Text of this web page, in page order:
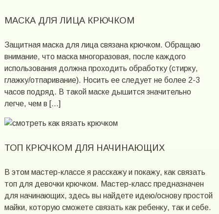
МАСКА ДЛЯ ЛИЦА КРЮЧКОМ
Защитная маска для лица связана крючком. Обращаю
внимание, что маска многоразовая, после каждого
использования должна проходить обработку (стирку,
глажку/отпаривание). Носить ее следует не более 2-3
часов подряд. В такой маске дышится значительно
легче, чем в […]
ТОП КРЮЧКОМ ДЛЯ НАЧИНАЮЩИХ
В этом мастер-классе я расскажу и покажу, как связать
топ для девочки крючком. Мастер-класс предназначен
для начинающих, здесь вы найдете идею/основу простой
майки, которую сможете связать как ребенку, так и себе.